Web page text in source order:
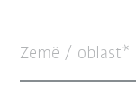
Země / oblast*